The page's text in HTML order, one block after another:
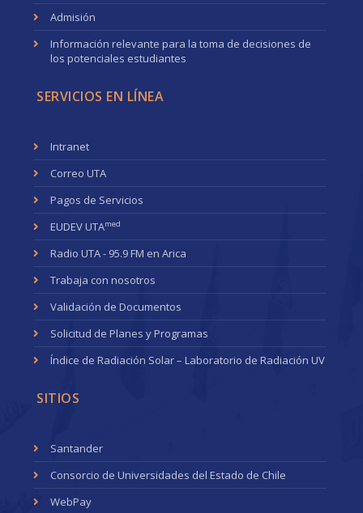
Admisión
Información relevante para la toma de decisiones de
los potenciales estudiantes
SERVICIOS EN LÍNEA
Intranet
Correo UTA
Pagos de Servicios
EUDEV UTAmed
Radio UTA - 95.9 FM en Arica
Trabaja con nosotros
Validación de Documentos
Solicitud de Planes y Programas
Índice de Radiación Solar – Laboratorio de Radiación UV
SITIOS
Santander
Consorcio de Universidades del Estado de Chile
WebPay